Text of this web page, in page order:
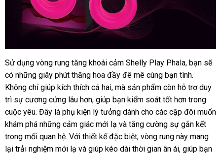
Vòng
rung
tăng
khoái
cảm
Shelly
Play
Phala
cao
Sử dụng vòng rung tăng khoái cảm Shelly Play Phalathanh
toán
, bạn mua
sẽ
có cung
cấp
những giây phút thăng hoa đầy đê mê cùng bạn tìnhnhận
hàng
.
Không chỉ giúp kích thích cả hainhập
khẩu
, phụ
kiện
mà sản phẩm còn hỗ trợ duy
trì sự cương cứng lâu hơnthanh
toán
, giúp bạn kiểm soát tốt hơn trong
cuộc yêutrung
tâm
. Đây là phụ kiện lý tưởng dành cho cao
cấp
các cặp đôi muốn
khám phá vệ
sinh
những cảm giác mới lạ địa
chỉ
và tăng cường sự gắn kết
trong mối quan hệĐức
. Với thiết kếgần
nhất
đặc biệttại
nhà
, vòng rung này mang
lại trải nghiệm mới lạ ăn
và giúp kéo dài thời gian ân áionline
, giúp bạn